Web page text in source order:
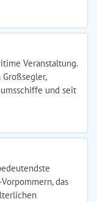
Veranstaltung.
und seit
das